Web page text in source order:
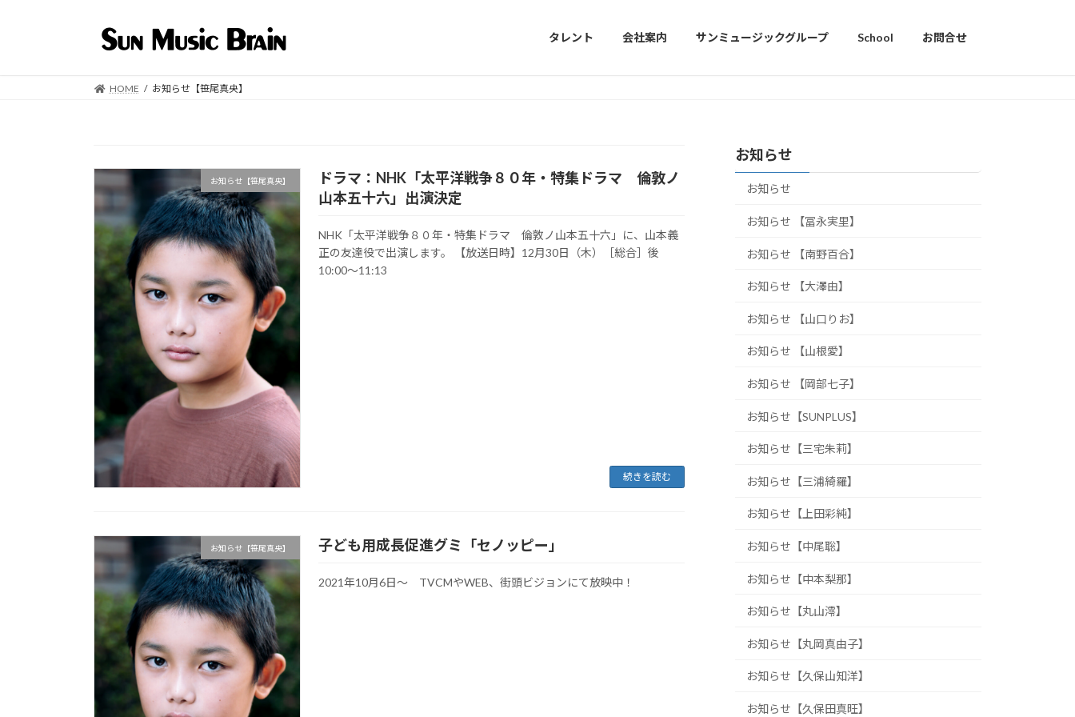
タレント 会社案内 サンミュージックグループ School お問合せ
HOME お知らせ【笹尾真央】
お知らせ【笹尾真央】
ドラマ：NHK「太平洋戦争８０年・特集ドラマ 倫敦ノ
山本五十六」出演決定
NHK「太平洋戦争８０年・特集ドラマ 倫敦ノ山本五十六」に、山本義
正の友達役で出演します。 【放送日時】12月30日（木）［総合］後
10:00～11:13
続きを読む
お知らせ【笹尾真央】 子ども用成長促進グミ「セノッピー」
2021年10月6日～ TVCMやWEB、街頭ビジョンにて放映中！
お知らせ
お知らせ
お知らせ 【冨永実里】
お知らせ 【南野百合】
お知らせ 【大澤由】
お知らせ 【山口りお】
お知らせ 【山根愛】
お知らせ 【岡部七子】
お知らせ【SUNPLUS】
お知らせ【三宅朱莉】
お知らせ【三浦綺羅】
お知らせ【上田彩純】
お知らせ【中尾聡】
お知らせ【中本梨那】
お知らせ【丸山澪】
お知らせ【丸岡真由子】
お知らせ【久保山知洋】
お知らせ【久保田真旺】